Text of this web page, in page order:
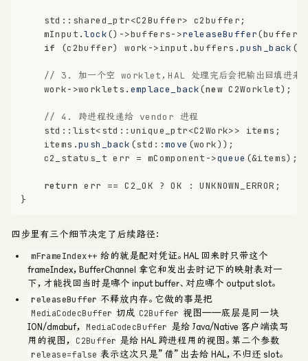
    std::shared_ptr<C2Buffer> c2buffer;
    mInput.
lock()->buffers->releaseBuffer(buffer,
if (c2buffer) work->input.buffers.push_back
// 3. 加一个空 worklet，HAL 处理完后会把输出回填进来
    work->worklets.
emplace_back(new C2Worklet);
// 4. 跨进程投递给 vendor 进程
    std::list<std::unique_ptr<C2Work>> items;
    items.
push_back (std::move (work));
c2_status_t err = mComponent->queue (&items);
return err == C2_OK ? OK : UNKNOWN_ERROR;
}
四步里有三个细节决定了后续路径：
mFrameIndex++ 给的就是配对凭证。HAL 回来时只带这个
frameIndex，BufferChannel 拿它和发出去时记下的映射表对一
下，才能找回当时是哪个 input buffer、对应哪个 output slot。
releaseBuffer 不释放内存。它做的事是把
MediaCodecBuffer 切成 C2Buffer 视图——底层是同一块
ION/dmabuf， MediaCodecBuffer 是给 Java/Native 客户端读写
用的视图， C2Buffer 是给 HAL 跨进程用的视图。第二个参数
release=false 表示这次只是”借”出去给 HAL，不归还 slot。